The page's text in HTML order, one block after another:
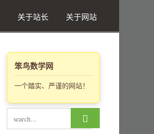
关于站长 关于网站
笨鸟数学网
一个踏实、严谨的网站！
